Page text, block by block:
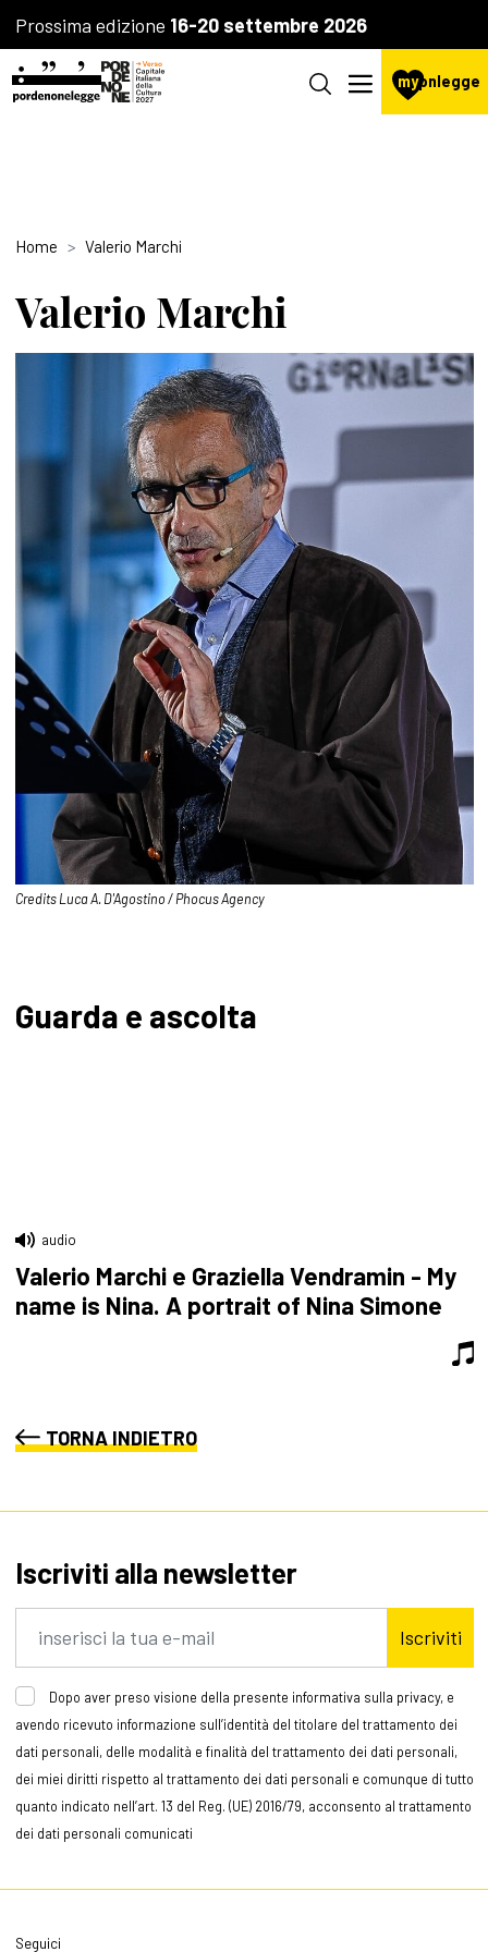
Prossima edizione 16-20 settembre 2026
mypnlegge
Home Valerio Marchi
Valerio Marchi
Credits Luca A. D'Agostino / Phocus Agency
Guarda e ascolta
audio
Valerio Marchi e Graziella Vendramin - My
name is Nina. A portrait of Nina Simone
TORNA INDIETRO
Iscriviti alla newsletter
Iscriviti
Dopo aver preso visione della presente informativa sulla privacy, e
avendo ricevuto informazione sull’identità del titolare del trattamento dei
dati personali, delle modalità e finalità del trattamento dei dati personali,
dei miei diritti rispetto al trattamento dei dati personali e comunque di tutto
quanto indicato nell’art. 13 del Reg. (UE) 2016/79, acconsento al trattamento
dei dati personali comunicati
Seguici